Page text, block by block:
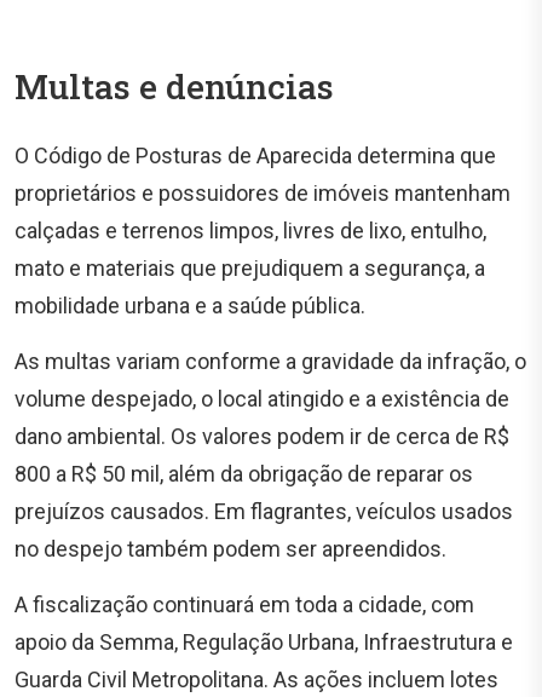
Multas e denúncias
O Código de Posturas de Aparecida determina que
proprietários e possuidores de imóveis mantenham
calçadas e terrenos limpos, livres de lixo, entulho,
mato e materiais que prejudiquem a segurança, a
mobilidade urbana e a saúde pública.
As multas variam conforme a gravidade da infração, o
volume despejado, o local atingido e a existência de
dano ambiental. Os valores podem ir de cerca de R$
800 a R$ 50 mil, além da obrigação de reparar os
prejuízos causados. Em flagrantes, veículos usados
no despejo também podem ser apreendidos.
A fiscalização continuará em toda a cidade, com
apoio da Semma, Regulação Urbana, Infraestrutura e
Guarda Civil Metropolitana. As ações incluem lotes